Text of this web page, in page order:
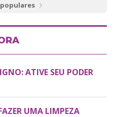
ATIVE SEU PODER
UMA LIMPEZA